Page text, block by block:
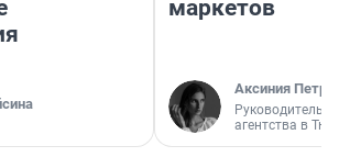
маркетов
Аксиния
Руководитель
агентства в